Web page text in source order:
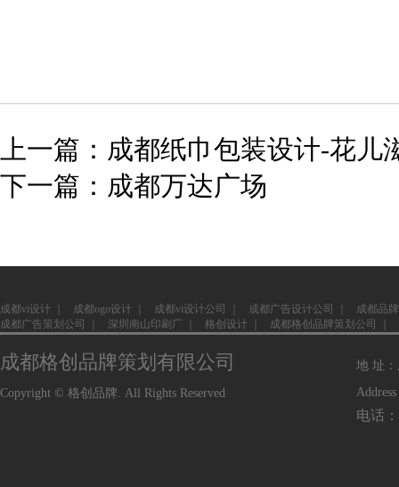
上一篇：成都纸巾包装设计-花儿
下一篇：成都万达广场
成都vi设计 成都ogo设计 成都vi设计公司 成都广告设计公司
成都品
成都广告策划公司
深圳南山印刷厂 格创设计 成都格创品牌策划公司
成都格创品牌策划有限公司
Copyright © 格创品牌. All Rights Reserved
地 址
电话